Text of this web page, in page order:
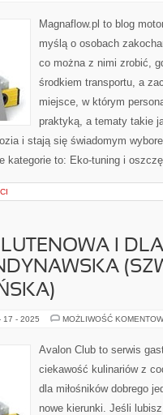
Magnaflow.pl to blog
myślą o osobach
co można z nimi zrobić,
środkiem transportu, a
miejsce, w którym
praktyką, a tematy takie
i stają się świadomym
kategorie to: Eko-tuning i
I DLA
17 - 2025 MOŻLIWOŚĆ
Avalon Club to serwis
ciekawość kulinariów z
dla miłośników dobrego
nowe kierunki. Jeśli